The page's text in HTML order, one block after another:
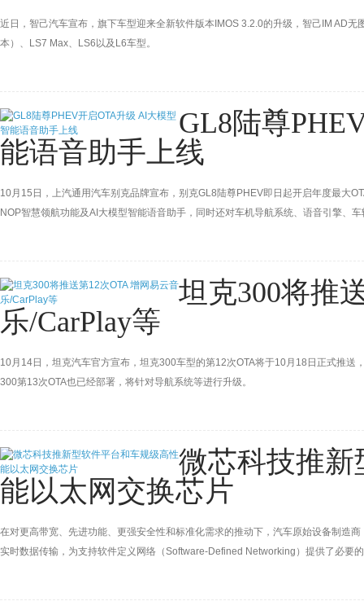
近日，智己汽车宣布，旗下车型迎来全新软件版本IMOS 3.2.0的升级，智己IM AD
本）、LS7 Max、LS6以及L6车型。
GL8陆尊
能语音助手上线
10月15日，上汽通用汽车别克品牌宣布，别克GL8陆尊PHEV即日起开启年度最大
NOP智慧领航功能及AI大模型智能语音助手，同时还对车机导航系统、语音引擎、
坦克300将推
乐/CarPlay等
10月14日，坦克汽车官方宣布，坦克300车型的第12次OTA将于10月18日正式推
300第13次OTA也已经部署，将针对导航系统等进行升级。
微芯科技推
能以太网交换芯片
在对更高带宽、先进功能、更强安全性和标准化需求的推动下，汽车原始设备制造
实时数据传输，为支持软件定义网络（Software-Defined Networking）提供了必要